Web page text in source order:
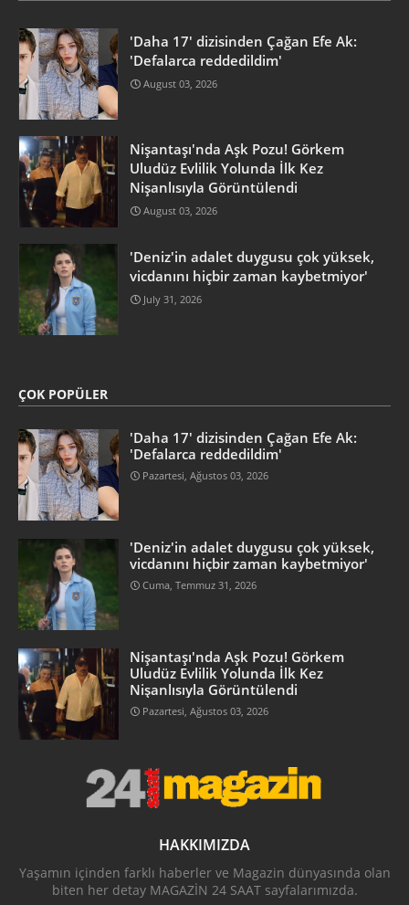
'Daha 17' dizisinden Çağan Efe Ak:
'Defalarca reddedildim'
August 03, 2026
Nişantaşı'nda Aşk Pozu! Görkem
Uludüz Evlilik Yolunda İlk Kez
Nişanlısıyla Görüntülendi
August 03, 2026
'Deniz'in adalet duygusu çok yüksek,
vicdanını hiçbir zaman kaybetmiyor'
July 31, 2026
ÇOK POPÜLER
'Daha 17' dizisinden Çağan Efe Ak:
'Defalarca reddedildim'
Pazartesi, Ağustos 03, 2026
'Deniz'in adalet duygusu çok yüksek,
vicdanını hiçbir zaman kaybetmiyor'
Cuma, Temmuz 31, 2026
Nişantaşı'nda Aşk Pozu! Görkem
Uludüz Evlilik Yolunda İlk Kez
Nişanlısıyla Görüntülendi
Pazartesi, Ağustos 03, 2026
HAKKIMIZDA
Yaşamın içinden farklı haberler ve Magazin dünyasında olan
biten her detay MAGAZİN 24 SAAT sayfalarımızda.